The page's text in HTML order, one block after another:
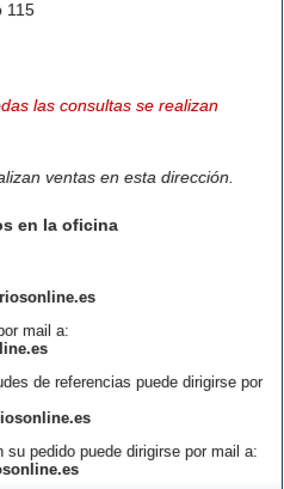
115
las consultas se realizan
ventas en esta dirección.
en la oficina
mail a:
de referencias puede dirigirse por
pedido puede dirigirse por mail a: